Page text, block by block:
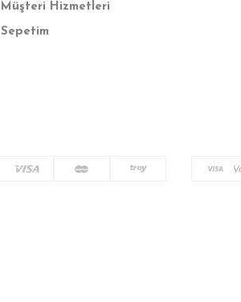
Müşteri Hizmetleri
Sepetim